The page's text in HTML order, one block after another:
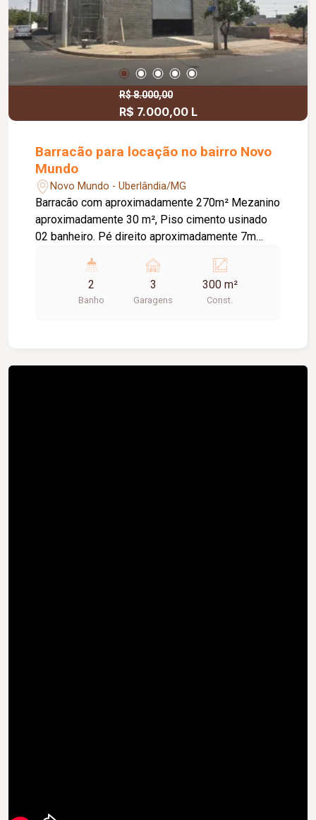
R$ 8.000,00
R$ 7.000,00 L
Barracão para locação no bairro Novo
Mundo
Novo Mundo - Uberlândia/MG
Barracão com aproximadamente 270m² Mezanino
aproximadamente 30 m², Piso cimento usinado
02 banheiro. Pé direito aproximadamente 7m
2
Banho
3
Garagens
300 m²
Const.